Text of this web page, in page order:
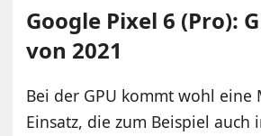
Google Pixel 6 (Pro):
von 2021
Bei der GPU kommt wohl eine
Einsatz, die zum Beispiel auch